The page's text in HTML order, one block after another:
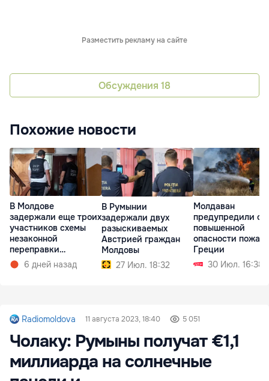
Разместить рекламу на сайте
Обсуждения 18
Похожие новости
В Молдове
задержали еще троих
участников схемы
незаконной
переправки
украинцев в ЕС
6 дней назад
В Румынии
задержали двух
разыскиваемых
Австрией граждан
Молдовы
27 Июл. 18:32
Молдаван
предупредили о
повышенной
опасности
Греции
30 Июл. 16:38
Radiomoldova 11 августа 2023, 18:40 5 051
Чолаку: Румыны получат €1,1
миллиарда на солнечные